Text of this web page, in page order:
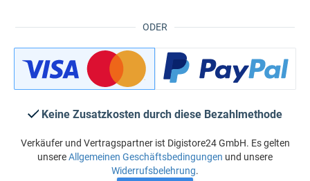
ODER
Keine Zusatzkosten durch diese Bezahlmethode
Verkäufer und Vertragspartner ist Digistore24 GmbH. Es gelten
unsereAllgemeinen Geschäftsbedingungen und unsere
Widerrufsbelehrung.